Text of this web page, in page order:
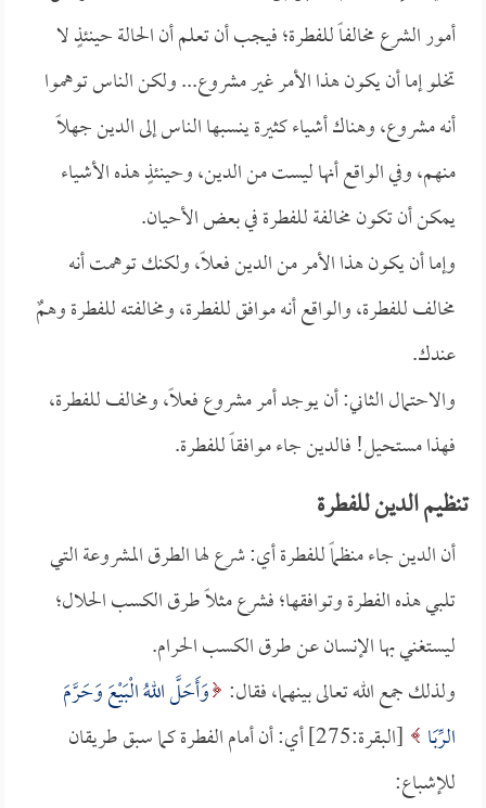
أمور الشرع مخالفاً للفطرة؛ فيجب أن تعلم أن الحالة حينئذٍ لا
تخلو إما أن يكون هذا الأمر غير مشروع... ولكن الناس توهموا
أنه مشروع، وهناك أشياء كثيرة ينسبها الناس إلى الدين جهلاً
منهم، وفي الواقع أنها ليست من الدين، وحينئذٍ هذه الأشياء
يمكن أن تكون مخالفة للفطرة في بعض الأحيان.
وإما أن يكون هذا الأمر من الدين فعلاً، ولكنك توهمت أنه
مخالف للفطرة، والواقع أنه موافق للفطرة، ومخالفته للفطرة وهمٌ
عندك.
والاحتمال الثاني: أن يوجد أمر مشروع فعلاً، ومخالف للفطرة،
فهذا مستحيل! فالدين جاء موافقاً للفطرة.
تنظيم الدين للفطرة
أن الدين جاء منظماً للفطرة أي: شرع لها الطرق المشروعة التي
تلبي هذه الفطرة وتوافقها؛ فشرع مثلاً طرق الكسب الحلال؛
ليستغني بها الإنسان عن طرق الكسب الحرام.
ولذلك جمع الله تعالى بينهما، فقال: وَأَحَلَّ اللهُ الْبَيْعَ وَحَرَّمَ
الرِّبَا
[البقرة:275] أي: أن أمام الفطرة كما سبق طريقان
للإشباع: